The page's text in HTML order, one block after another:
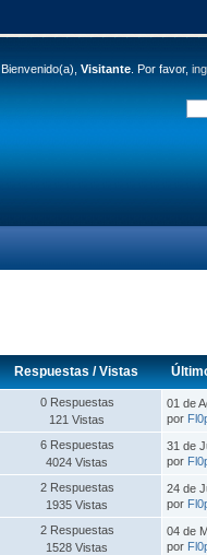
Bienvenido(a), Visitante. Por favor,
Respuestas/Vistas
0 Respuestas
121 Vistas
01 de
por
6 Respuestas
4024 Vistas
31 de
por
2 Respuestas
1935 Vistas
24 de
por
2 Respuestas
1528 Vistas
04 de
por